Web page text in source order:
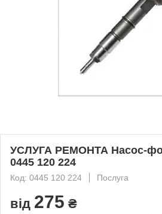
УСЛУГА РЕМОНТА Насос-
0445 120 224
Код: 0445 120 224 Послуга
від 275 ₴